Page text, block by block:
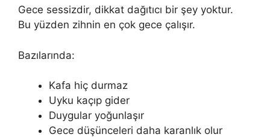
Gece sessizdir, dikkat dağıtıcı bir şey yoktur.
Bu yüzden zihnin en çok gece çalışır.
Bazılarında:
Kafa hiç durmaz
Uyku kaçıp gider
Duygular yoğunlaşır
Gece düşünceleri daha karanlık olur